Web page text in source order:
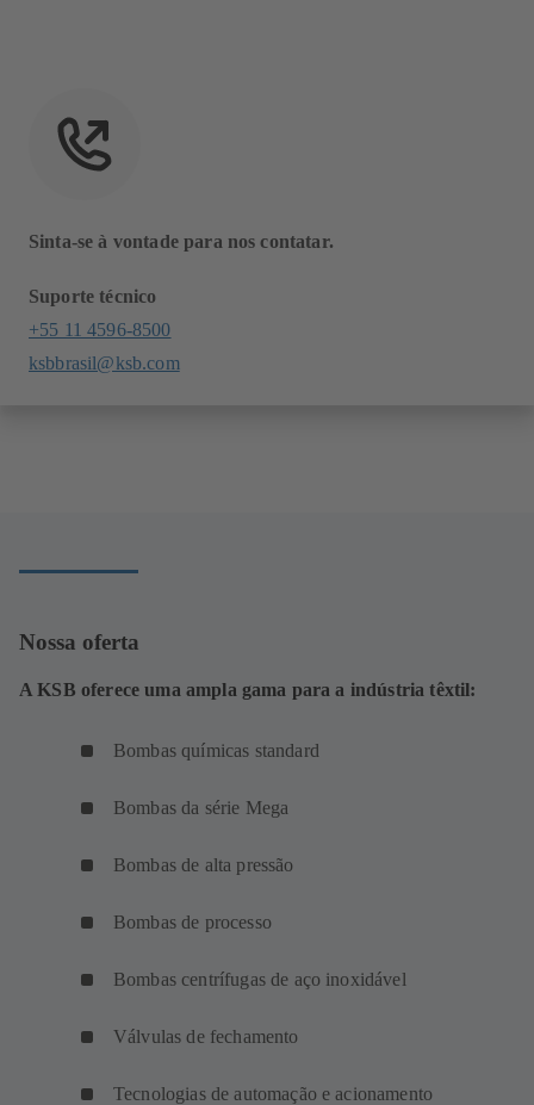
Sinta-se à vontade para nos contatar.
Suporte técnico
+55 11 4596-8500
ksbbrasil@ksb.com
Nossa oferta
A KSB oferece uma ampla gama para a indústria têxtil:
Bombas químicas standard
Bombas da série Mega
Bombas de alta pressão
Bombas de processo
Bombas centrífugas de aço inoxidável
Válvulas de fechamento
Tecnologias de automação e acionamento